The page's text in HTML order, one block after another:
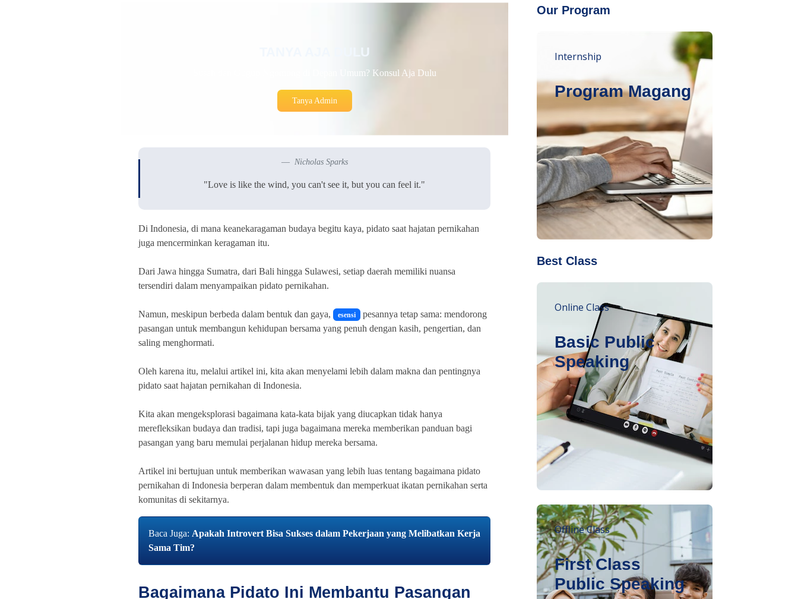
TANYA AJA DULU
Susah dan Gugup Ngomong di Depan Umum? Konsul Aja Dulu
Tanya Admin
Nicholas Sparks
"Love is like the wind, you can't see it, but you can feel it."
Di Indonesia, di mana keanekaragaman budaya begitu kaya, pidato saat hajatan pernikahan
juga mencerminkan keragaman itu.
Dari Jawa hingga Sumatra, dari Bali hingga Sulawesi, setiap daerah memiliki nuansa
tersendiri dalam menyampaikan pidato pernikahan.
Namun, meskipun berbeda dalam bentuk dan gaya, esensi pesannya tetap sama: mendorong
pasangan untuk membangun kehidupan bersama yang penuh dengan kasih, pengertian, dan
saling menghormati.
Oleh karena itu, melalui artikel ini, kita akan menyelami lebih dalam makna dan pentingnya
pidato saat hajatan pernikahan di Indonesia.
Kita akan mengeksplorasi bagaimana kata-kata bijak yang diucapkan tidak hanya
merefleksikan budaya dan tradisi, tapi juga bagaimana mereka memberikan panduan bagi
pasangan yang baru memulai perjalanan hidup mereka bersama.
Artikel ini bertujuan untuk memberikan wawasan yang lebih luas tentang bagaimana pidato
pernikahan di Indonesia berperan dalam membentuk dan memperkuat ikatan pernikahan serta
komunitas di sekitarnya.
Baca Juga: Apakah Introvert Bisa Sukses dalam Pekerjaan yang Melibatkan Kerja
Sama Tim?
Bagaimana Pidato Ini Membantu Pasangan
Our Program
Internship
Program Magang
Best Class
Online Class
Basic Public
Speaking
Offline Class
First Class
Public Speaking